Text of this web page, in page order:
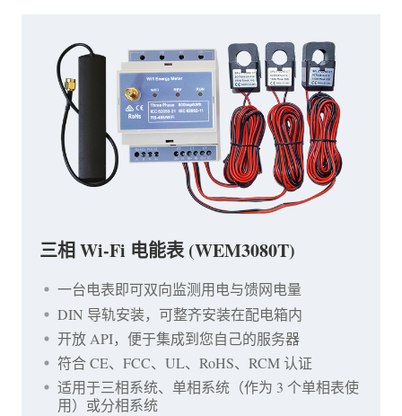
三相 Wi-Fi 电能表 (WEM3080T)
一台电表即可双向监测用电与馈网电量
DIN 导轨安装，可整齐安装在配电箱内
开放 API，便于集成到您自己的服务器
符合 CE、FCC、UL、RoHS、RCM 认证
适用于三相系统、单相系统（作为 3 个单相表使
用）或分相系统